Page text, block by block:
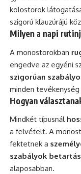
kolostorok
szigorú klauzúrájú
Milyen a napi
A monostorokban
engedve az egyéni
szigorúan
minden
Hogyan
Mindkét típusnál
a felvételt. A
fektetnek a
szabályok
alaposabban.